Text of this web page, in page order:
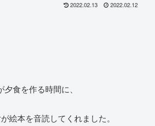
2022.02.13 2022.02.12
食を作る時間に、
絵本を音読してくれました。